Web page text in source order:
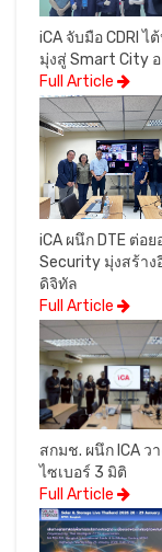
iCA จับมือ CDRI
มุ่งสู่ Smart City
Full Article
iCA ผนึก DTE ต่อ
Security มุ่งสร้า
ดิจิทัล
Full Article
สกมช. ผนึก ICA ว
ไซเบอร์ 3 มิติ
Full Article